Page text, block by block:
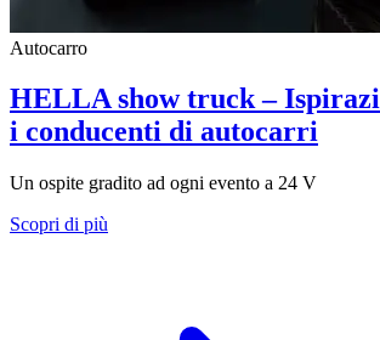
Autocarro
HELLA show truck –
i conducenti di autocarri
Un ospite gradito ad ogni evento a 24 V
Scopri di più